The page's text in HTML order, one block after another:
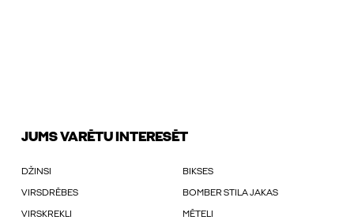
JUMS VARĒTU INTERESĒT
DŽINSI BIKSES
VIRSDRĒBES BOMBER STILA JAKAS
VIRSKREKLI MĒTELI